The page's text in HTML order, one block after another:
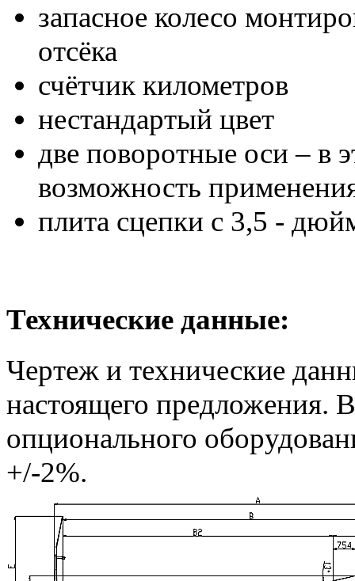
запасное колесо
отсёка
счётчик километров
нестандартый цвет
две поворотные оси – в
возможность
плита сцепки с 3,5 -
Технические данные:
Чертеж и технические
настоящего предложения.
опционального
+/-2%.